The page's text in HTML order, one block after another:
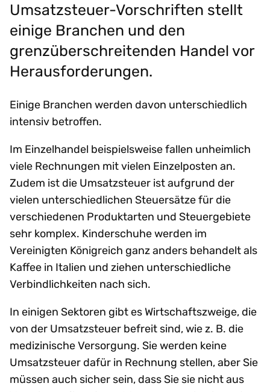
Umsatzsteuer-Vorschriften stellt
einige Branchen und den
grenzüberschreitenden Handel vor
Herausforderungen.
Einige Branchen werden davon unterschiedlich
intensiv betroffen.
Im Einzelhandel beispielsweise fallen unheimlich
viele Rechnungen mit vielen Einzelposten an.
Zudem ist die Umsatzsteuer ist aufgrund der
vielen unterschiedlichen Steuersätze für die
verschiedenen Produktarten und Steuergebiete
sehr komplex. Kinderschuhe werden im
Vereinigten Königreich ganz anders behandelt als
Kaffee in Italien und ziehen unterschiedliche
Verbindlichkeiten nach sich.
In einigen Sektoren gibt es Wirtschaftszweige, die
von der Umsatzsteuer befreit sind, wie z. B. die
medizinische Versorgung. Sie werden keine
Umsatzsteuer dafür in Rechnung stellen, aber Sie
müssen auch sicher sein, dass Sie sie nicht aus